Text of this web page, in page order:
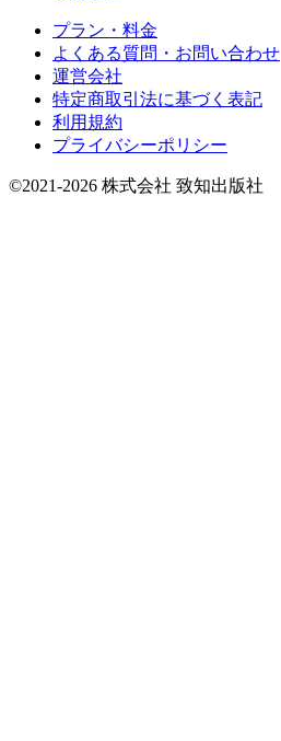
プラン・料金
よくある質問・お問い合わせ
運営会社
特定商取引法に基づく表記
利用規約
プライバシーポリシー
©2021-2026 株式会社 致知出版社